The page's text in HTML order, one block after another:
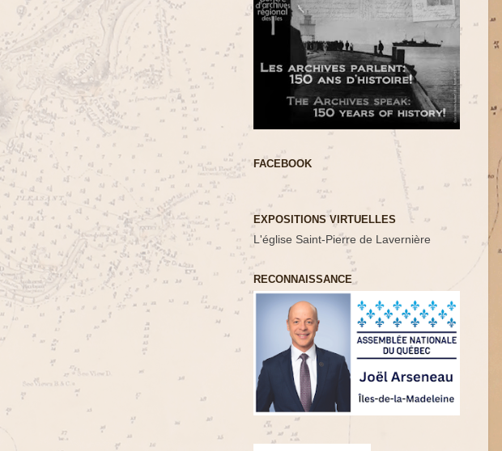
FACEBOOK
EXPOSITIONS VIRTUELLES
L'église Saint-Pierre de Lavernière
RECONNAISSANCE